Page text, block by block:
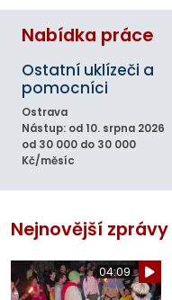
Nabídka práce
Ostatní uklízeči a
pomocníci
Ostrava
Nástup: od 10. srpna 2026
od 30 000 do 30 000
Kč/měsíc
Nejnovější zprávy
04:09